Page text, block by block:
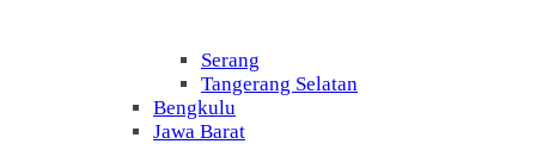
Serang
Tangerang Selatan
Bengkulu
Jawa Barat